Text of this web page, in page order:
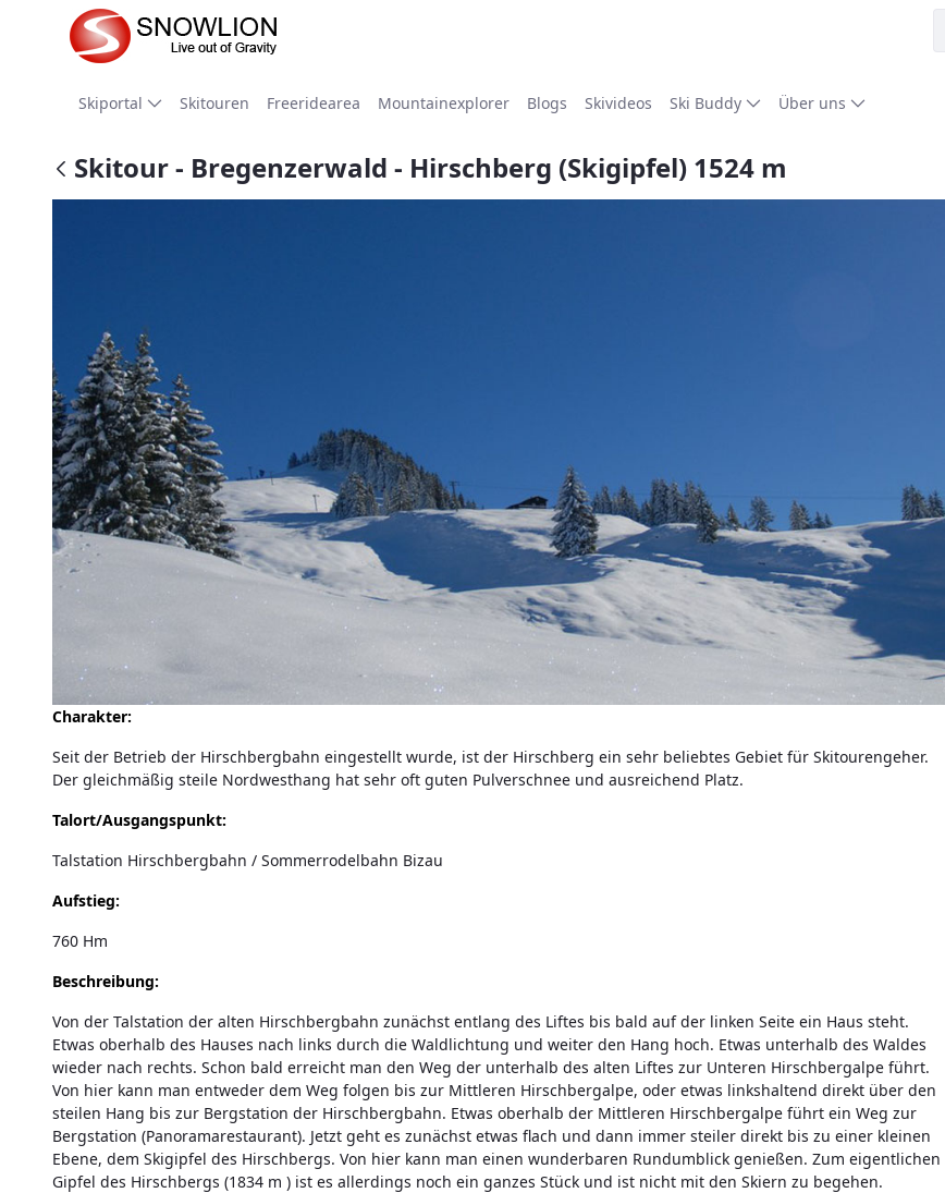
Zum Hauptinhalt springen
Skiportal Skitouren Freeridearea Mountainexplorer Blogs Skivideos Ski Buddy Über uns
Skitour - Bregenzerwald - Hirschberg (Skigipfel) 1524 m
Charakter:
Seit der Betrieb der Hirschbergbahn eingestellt wurde, ist der Hirschberg ein sehr beliebtes Gebiet für Skitourengeher.
Der gleichmäßig steile Nordwesthang hat sehr oft guten Pulverschnee und ausreichend Platz.
Talort/Ausgangspunkt:
Talstation Hirschbergbahn / Sommerrodelbahn Bizau
Aufstieg:
760 Hm
Beschreibung:
Von der Talstation der alten Hirschbergbahn zunächst entlang des Liftes bis bald auf der linken Seite ein Haus steht.
Etwas oberhalb des Hauses nach links durch die Waldlichtung und weiter den Hang hoch. Etwas unterhalb des Waldes
wieder nach rechts. Schon bald erreicht man den Weg der unterhalb des alten Liftes zur Unteren Hirschbergalpe führt.
Von hier kann man entweder dem Weg folgen bis zur Mittleren Hirschbergalpe, oder etwas linkshaltend direkt über den
steilen Hang bis zur Bergstation der Hirschbergbahn. Etwas oberhalb der Mittleren Hirschbergalpe führt ein Weg zur
Bergstation (Panoramarestaurant). Jetzt geht es zunächst etwas flach und dann immer steiler direkt bis zu einer kleinen
Ebene, dem Skigipfel des Hirschbergs. Von hier kann man einen wunderbaren Rundumblick genießen. Zum eigentlichen
Gipfel des Hirschbergs (1834 m ) ist es allerdings noch ein ganzes Stück und ist nicht mit den Skiern zu begehen.